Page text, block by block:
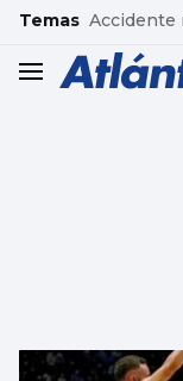
common.go-to-
Temas Accidente